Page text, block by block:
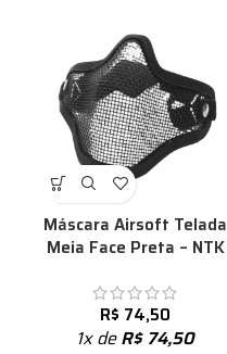
Máscara Airsoft Telada
Meia Face Preta – NTK
R$ 74,50
1x deR$74,50